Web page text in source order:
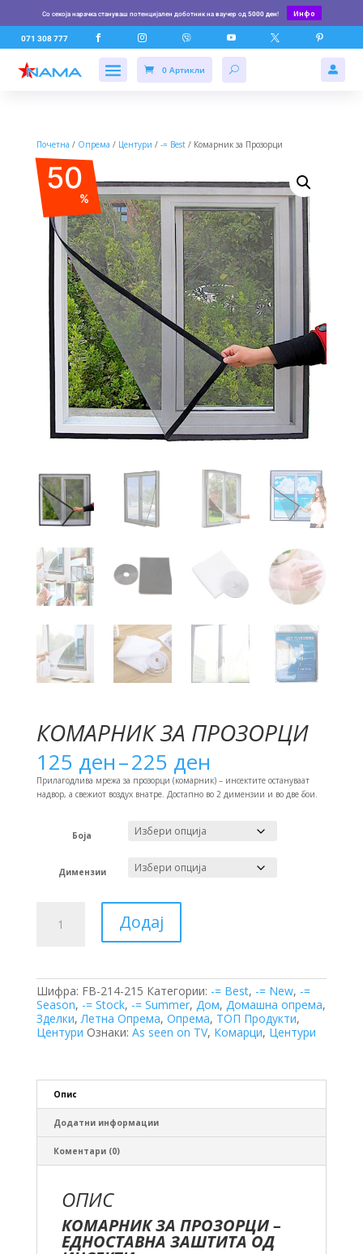
Со секоја нарачка стануваш потенцијален доботник на ваучер од 5000 ден! Инфо
071 308 777      
0 Артикли 
Почетна / Опрема / Центури / -= Best/ Комарник за Прозорци
50
%
КОМАРНИК ЗА ПРОЗОРЦИ
125 ден–225 денrange:
125 ден
through
Прилагодлива мрежа за прозорци (комарник) – инсектите остануваат
надвор, а свежиот воздух внатре. Достапно во 2 димензии и во две бои.
Боја
Димензии
Додај
Шифра: FB-214-215 Категории: -= Best, -= New, -=
Season, -= Stock, -= Summer, Дом, Домашна опрема,
Зделки,Летна Опрема, Опрема, ТОП Продукти,
Центури Ознаки: As seen on TV, Комарци, Центури
Опис
Додатни информации
Коментари (0)
ОПИС
КОМАРНИК ЗА ПРОЗОРЦИ –
ЕДНОСТАВНА ЗАШТИТА ОД